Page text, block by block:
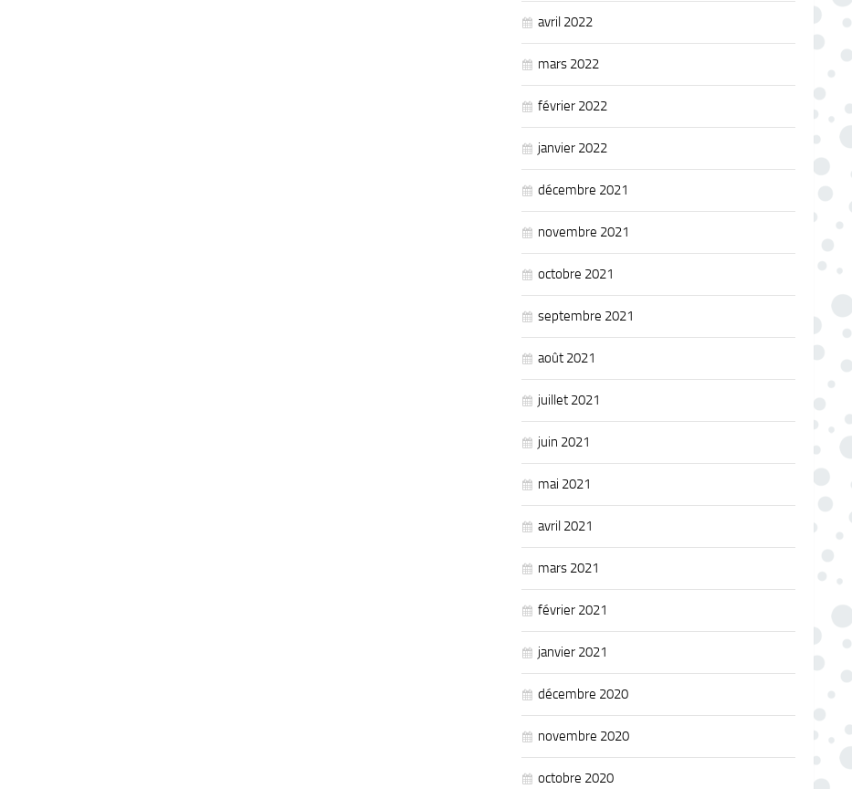
avril 2022
mars 2022
février 2022
janvier 2022
décembre 2021
novembre 2021
octobre 2021
septembre 2021
août 2021
juillet 2021
juin 2021
mai 2021
avril 2021
mars 2021
février 2021
janvier 2021
décembre 2020
novembre 2020
octobre 2020